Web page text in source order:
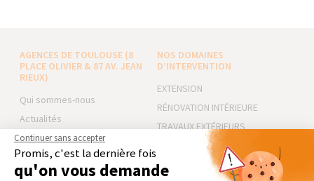
AGENCES DE TOULOUSE (8
PLACE OLIVIER & 87 AV. JEAN
RIEUX)
Qui sommes-nous
Actualités
Notre charte qualité
Partenaires
Trouver une agence
NOS DOMAINES
D’INTERVENTION
EXTENSION
RÉNOVATION INTÉRIEURE
TRAVAUX EXTÉRIEURS
NOS PARTENAIRES
La Maison des Architectes
Continuer sans accepter
Promis, c'est la dernière fois
qu'on vous demande